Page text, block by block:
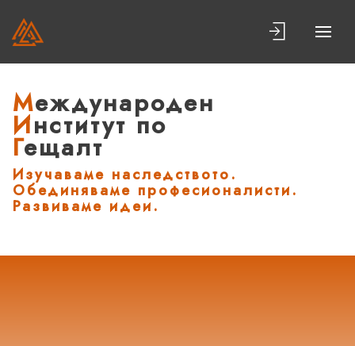
Международен
Институт по
Гещалт
Изучаваме наследството.
Обединяваме професионалисти.
Развиваме идеи.